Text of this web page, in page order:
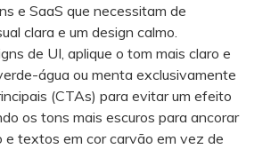
e SaaS que necessitam de
clara e um design calmo.
de UI, aplique o tom mais claro e
água ou menta exclusivamente
(CTAs) para evitar um efeito
os tons mais escuros para ancorar
e textos em cor carvão em vez de